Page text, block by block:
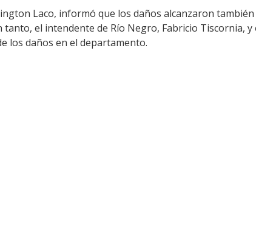
Laco, informó que los daños alcanzaron
tanto, el intendente de Río Negro, Fabricio Tiscornia,
los daños en el departamento.